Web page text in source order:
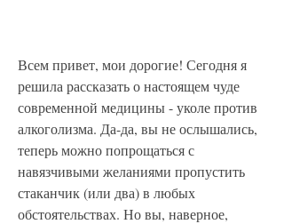
Всем привет, мои дорогие! Сегодня я
решила рассказать о настоящем чуде
современной медицины - уколе против
алкоголизма. Да-да, вы не ослышались,
теперь можно попрощаться с
навязчивыми желаниями пропустить
стаканчик (или два) в любых
обстоятельствах. Но вы, наверное,